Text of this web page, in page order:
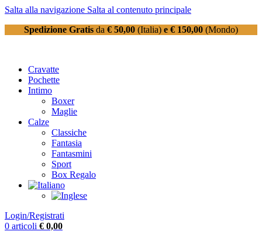
Salta alla navigazione Salta al contenuto principale
Spedizione Gratis da € 50,00 (Italia) e € 150,00 (Mondo)
Cravatte
Pochette
Intimo
Boxer
Maglie
Calze
Classiche
Fantasia
Fantasmini
Sport
Box Regalo
Login/Registrati
0 articoli € 0,00